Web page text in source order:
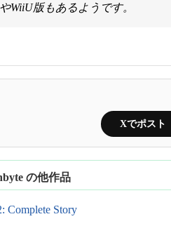
WiiU版もあるようです。
Xでポスト
の他作品
Complete Story